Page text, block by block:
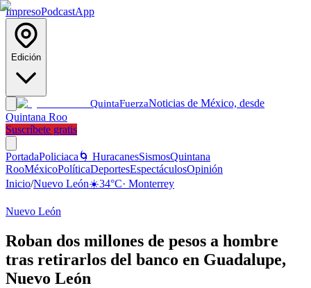
ImpresoPodcastApp
Edición
QuintaFuerzaNoticias de México, desde
Quintana Roo
Suscríbete gratis
PortadaPoliciaca 🌀 HuracanesSismosQuintana
RooMéxicoPolíticaDeportesEspectáculosOpinión
Inicio/Nuevo León☀️34°C· Monterrey
Nuevo León
Roban dos millones de pesos a hombre
tras retirarlos del banco en Guadalupe,
Nuevo León